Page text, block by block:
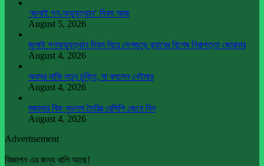
‘জুলাই গণ-অভ্যুত্থান’ দিবস আজ
August 5, 2026
জুলাই গণঅভ্যুত্থান দিবস ঘিরে দেশজুড়ে র‌্যাবের বিশেষ নিরাপত্তা জোরদার
August 4, 2026
অবসর নাকি নতুন চুক্তি, যা বললেন নেইমার
August 4, 2026
মজাদার বিফ নুডলস তৈরির রেসিপি জেনে নিন
August 4, 2026
Advertisement
বিজ্ঞাপন এর জন্য খালি আছে!